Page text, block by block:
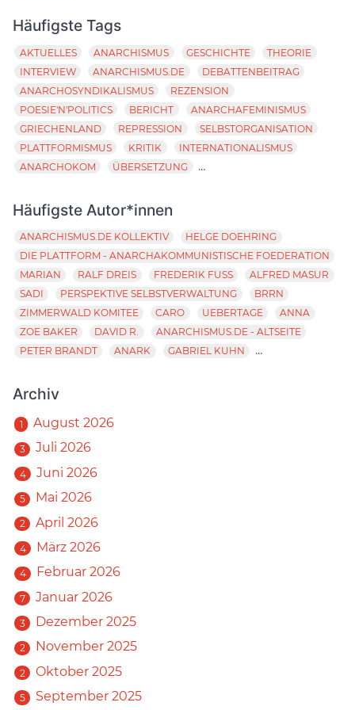
Häufigste Tags
AKTUELLES ANARCHISMUS GESCHICHTE
THEORIE
INTERVIEW
ANARCHISMUS.DE
DEBATTENBEITRAG
ANARCHOSYNDIKALISMUS
REZENSION
POESIE'N'POLITICS
BERICHT
ANARCHAFEMINISMUS
GRIECHENLAND
REPRESSION
SELBSTORGANISATION
PLATTFORMISMUS
KRITIK
INTERNATIONALISMUS
ANARCHOKOM
ÜBERSETZUNG ...
Häufigste Autor*innen
ANARCHISMUS.DE KOLLEKTIV
HELGE DOEHRING
DIE PLATTFORM - ANARCHAKOMMUNISTISCHE FOEDERATION
MARIAN
RALF DREIS FREDERIK FUSS
ALFRED MASUR
SADI
PERSPEKTIVE SELBSTVERWALTUNG
BRRN
ZIMMERWALD KOMITEE
CARO UEBERTAGE
ANNA
ZOE BAKER
DAVID R.
ANARCHISMUS.DE - ALTSEITE
PETER BRANDT
ANARK GABRIEL KUHN ...
Archiv
1 August 2026
3 Juli 2026
4 Juni 2026
5 Mai 2026
2 April 2026
4 März 2026
4 Februar 2026
7 Januar 2026
3 Dezember 2025
2 November 2025
2 Oktober 2025
5 September 2025